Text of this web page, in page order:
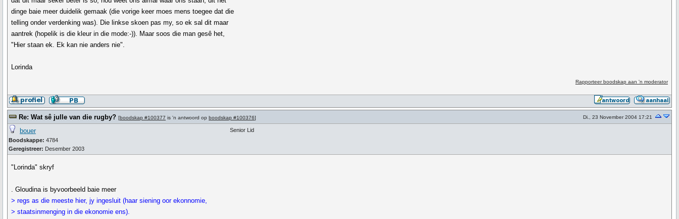
dinge baie meer duidelik gemaak (die vorige keer moes mens toegee dat die
telling onder verdenking was). Die linkse skoen pas my, so ek sal dit maar
aantrek (hopelik is die kleur in die mode:-)). Maar soos die man gesê het,
"Hier staan ek. Ek kan nie anders nie".
Lorinda
Rapporteer boodskap aan 'n moderator
Re: Wat sê julle van die rugby? [boodskap #100377 is 'n antwoord op boodskap #100376] Di., 23 November 2004 17:21
bouer
Boodskappe: 4784
Geregistreer: Desember 2003
Senior Lid
"Lorinda" skryf
. Gloudina is byvoorbeeld baie meer
> regs as die meeste hier, jy ingesluit (haar siening oor ekonnomie,
> staatsinmenging in die ekonomie ens).